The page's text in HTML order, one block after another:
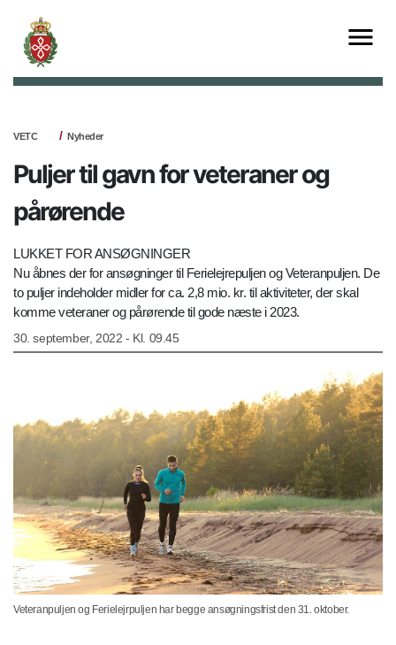
VETC Nyheder
Puljer til gavn for veteraner og
pårørende
LUKKET FOR ANSØGNINGER
Nu åbnes der for ansøgninger til Ferielejrepuljen og Veteranpuljen. De
to puljer indeholder midler for ca. 2,8 mio. kr. til aktiviteter, der skal
komme veteraner og pårørende til gode næste i 2023.
30. september, 2022 - Kl. 09.45
Veteranpuljen og Ferielejrpuljen har begge ansøgningsfrist den 31. oktober.